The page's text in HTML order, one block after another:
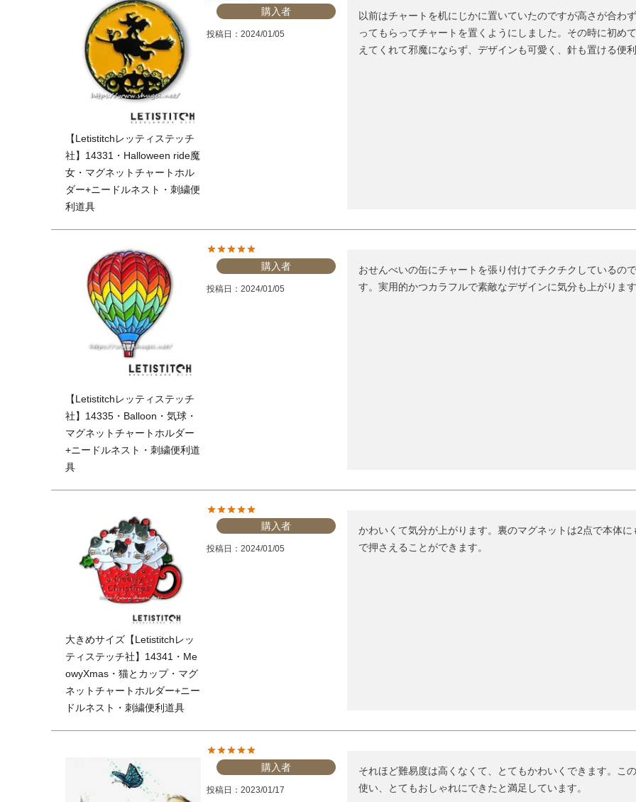
【Letistitchレッティステッチ
社】14331・Halloween ride魔
女・マグネットチャートホル
ダー+ニードルネスト・刺繍便
利道具
購入者
投稿日 2024/01/05
以前はチャートを机にじかに置いていたのですが高さが合わ
ってもらってチャートを置くようにしました。その時に初め
えてくれて邪魔にならず、デザインも可愛く、針も置ける便
【Letistitchレッティステッチ
社】14335・Balloon・気球・
マグネットチャートホルダー
+ニードルネスト・刺繍便利道
具
購入者
投稿日 2024/01/05
おせんべいの缶にチャートを張り付けてチクチクしているの
す。実用的かつカラフルで素敵なデザインに気分も上がりま
大きめサイズ【Letistitchレッ
ティステッチ社】14341・Me
owyXmas・猫とカップ・マグ
ネットチャートホルダー+ニー
ドルネスト・刺繍便利道具
購入者
投稿日 2024/01/05
かわいくて気分が上がります。裏のマグネットは2点で本体
で押さえることができます。
購入者
投稿日 2023/01/17
それほど難易度は高くなくて、とてもかわいくできます。こ
使い、とてもおしゃれにできたと満足しています。